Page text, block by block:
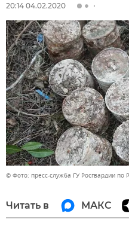
20:14 04.02.2020
© Фото: пресс-служба ГУ Росгвардии по
Читать в МАКС